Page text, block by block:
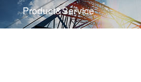
Product&service